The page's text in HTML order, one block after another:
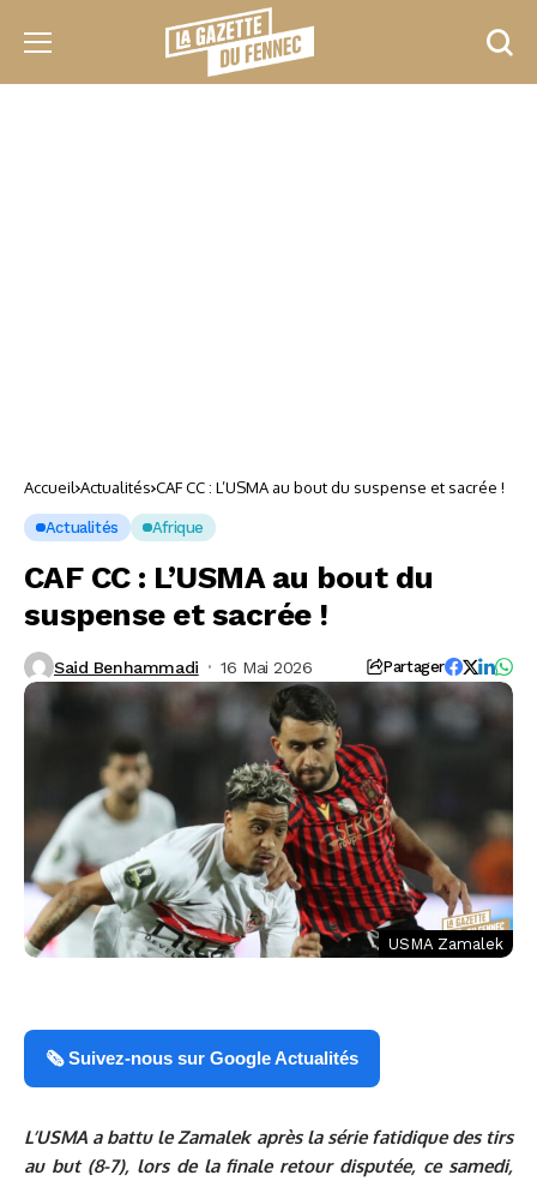
Accueil Actualités CAF CC : L’USMA au bout du suspense et sacrée !
Actualités Afrique
CAF CC : L’USMA au bout du
suspense et sacrée !
Said Benhammadi 16 Mai 2026 Partager
USMA Zamalek
🗞️ Suivez-nous sur Google Actualités
L’USMA a battu le Zamalek après la série fatidique des tirs
au but (8-7), lors de la finale retour disputée, ce samedi,